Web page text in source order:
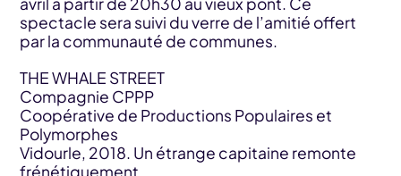
spectacle sera suivi du verre de l’amitié offert
par la communauté de communes.
THE WHALE STREET
Compagnie CPPP
Coopérative de Productions Populaires et
Polymorphes
Vidourle, 2018. Un étrange capitaine remonte
frénétiquement